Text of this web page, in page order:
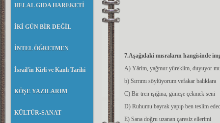
HELAL GIDA HAREKETİ
İKİ GÜN BİR DEĞİL
İNTEL ÖĞRETMEN
İsrail'in Kirli ve Kanlı Tarihi
KÖŞE YAZILARIM
KÜLTÜR-SANAT
7.Aşağıdaki mısraların hangisinde
A) Yârim, yağmur yüreklim, duyuyor
b) Sırrımı söylüyorum vefakar balıklara
C) Bir tren ışığına, güneşe çekmek seni
D) Ruhumu bayrak yapıp ben teslim
E) Sana doğru uzanan çaresiz ellerimi